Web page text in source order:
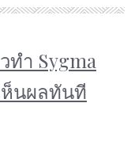
ทำ Sygma
ห็นผลทันที